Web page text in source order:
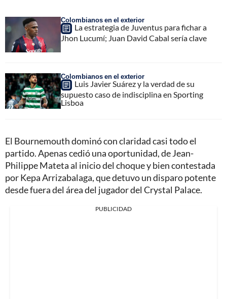
Colombianos en el exterior
La estrategia de Juventus para fichar a
Jhon Lucumí; Juan David Cabal sería clave
Colombianos en el exterior
Luis Javier Suárez y la verdad de su
supuesto caso de indisciplina en Sporting
Lisboa
El Bournemouth dominó con claridad casi todo el
partido. Apenas cedió una oportunidad, de Jean-
Philippe Mateta al inicio del choque y bien contestada
por Kepa Arrizabalaga, que detuvo un disparo potente
desde fuera del área del jugador del Crystal Palace.
PUBLICIDAD